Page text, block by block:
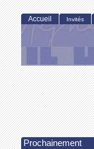
Accueil Invités
Prochainement